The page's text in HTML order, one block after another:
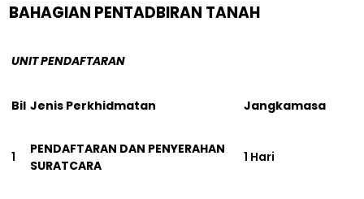
BAHAGIAN PENTADBIRAN TANAH
UNIT PENDAFTARAN
Bil Jenis Perkhidmatan Jangkamasa
1
PENDAFTARAN DAN PENYERAHAN
SURATCARA
1 Hari